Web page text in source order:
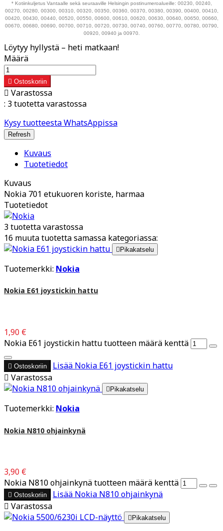
* Kotiinkuljetus Vantaalle sekä seuraaville Helsingin postinumeroalueille: 00230, 00240,
00270, 00280, 00300, 00310, 00320, 00350, 00360, 00370, 00380, 00390, 00400, 00410,
00420, 00430, 00440, 00520, 00550, 00600, 00610, 00620, 00630, 00640, 00650, 00660,
00670, 00680, 00690, 00700, 00710, 00720, 00730, 00740, 00760, 00770, 00780, 00790,
00920, 00940 ja 00970.
Löytyy hyllystä – heti matkaan!
Määrä
 Ostoskoriin
 Varastossa
: 3 tuotetta varastossa
Kysy tuotteesta WhatsAppissa
Kuvaus
Tuotetiedot
Kuvaus
Nokia 701 etukuoren koriste, harmaa
Tuotetiedot
3 tuotetta varastossa
16 muuta tuotetta samassa kategoriassa:
Pikakatselu
Tuotemerkki: Nokia
Nokia E61 joystickin hattu
1,90 €
Nokia E61 joystickin hattu tuotteen määrä kenttä
 Ostoskoriin Lisää Nokia E61 joystickin hattu
 Varastossa
 Pikakatselu
Tuotemerkki: Nokia
Nokia N810 ohjainkynä
3,90 €
Nokia N810 ohjainkynä tuotteen määrä kenttä
 Ostoskoriin Lisää Nokia N810 ohjainkynä
 Varastossa
 Pikakatselu